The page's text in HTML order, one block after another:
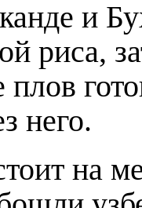
и
риса,
плов
него.
на